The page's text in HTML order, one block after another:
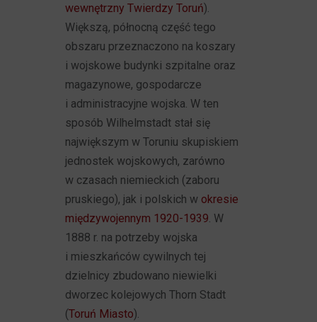
wewnętrzny Twierdzy Toruń).
Większą, północną część tego
obszaru przeznaczono na koszary
i wojskowe budynki szpitalne oraz
magazynowe, gospodarcze
i administracyjne wojska. W ten
sposób Wilhelmstadt stał się
największym w Toruniu skupiskiem
jednostek wojskowych, zarówno
w czasach niemieckich (zaboru
pruskiego), jak i polskich w okresie
międzywojennym 1920-1939. W
1888 r. na potrzeby wojska
i mieszkańców cywilnych tej
dzielnicy zbudowano niewielki
dworzec kolejowych Thorn Stadt
(Toruń Miasto).